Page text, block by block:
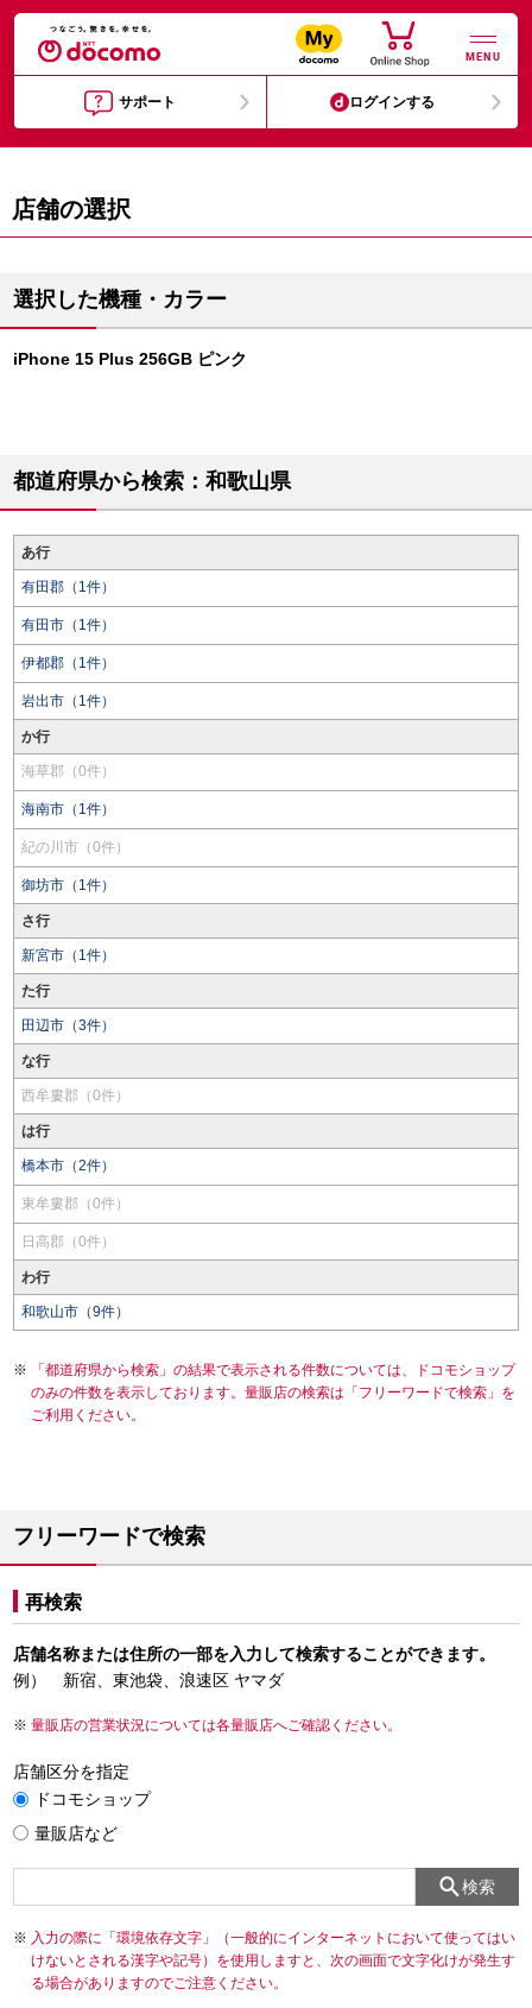
MENU
サポート ログインする
店舗の選択
選択した機種・カラー
iPhone 15 Plus 256GB ピンク
都道府県から検索：和歌山県
あ行
有田郡（1件）
有田市（1件）
伊都郡（1件）
岩出市（1件）
か行
海草郡（0件）
海南市（1件）
紀の川市（0件）
御坊市（1件）
さ行
新宮市（1件）
た行
田辺市（3件）
な行
西牟婁郡（0件）
は行
橋本市（2件）
東牟婁郡（0件）
日高郡（0件）
わ行
和歌山市（9件）
「都道府県から検索」の結果で表示される件数については、ドコモショップ
のみの件数を表示しております。量販店の検索は「フリーワードで検索」を
ご利用ください。
フリーワードで検索
再検索
店舗名称または住所の一部を入力して検索することができます。
例） 新宿、東池袋、浪速区 ヤマダ
量販店の営業状況については各量販店へご確認ください。
店舗区分を指定
ドコモショップ
量販店など
検索
入力の際に「環境依存文字」（一般的にインターネットにおいて使ってはい
けないとされる漢字や記号）を使用しますと、次の画面で文字化けが発生す
る場合がありますのでご注意ください。